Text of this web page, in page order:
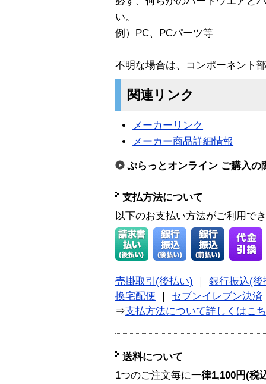
い。
例）PC、PCパーツ等
不明な場合は、コンポーネント
関連リンク
メーカーリンク
メーカー商品詳細情報
ぷらっとオンライン ご購入の
支払方法について
以下のお支払い方法がご利用で
売掛取引(後払い)
銀行振込(後
換宅配便
セブンイレブン決済
⇒支払方法について詳しくはこ
送料について
1つのご注文毎に一律1,100円(税